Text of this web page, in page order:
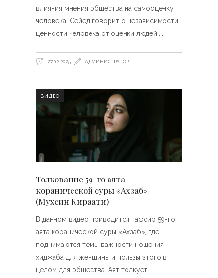
влияния мнения общества на самооценку
человека. Сейед говорит о независимости
ценности человека от оценки людей.
27.02.2025 АДМИНИСТРАТОР
ВИДЕО
Толкование 59-го аята
коранической суры «Ахзаб»
(Мухсин Кираати)
В данном видео приводится тафсир 59-го
аята коранической суры «Ахзаб», где
поднимаются темы важности ношения
хиджаба для женщины и пользы этого в
целом для общества. Аят толкует